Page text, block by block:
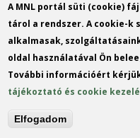
More events
MO
TU
A MNL portál süti (cookie)
tárol a rendszer. A cookie-k
alkalmasak,
oldal használatával Ön
További információért
tájékoztató és cookie
Elfogadom